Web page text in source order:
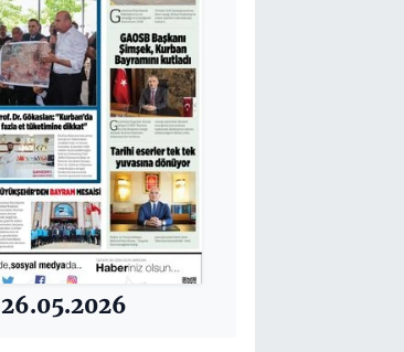
26.05.2026